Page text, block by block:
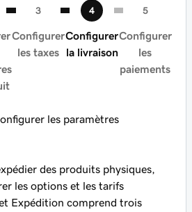
Configurer
les taxes
Configurer
la livraison
Configurer
les
paiements
les paramètres
des produits physiques,
les options et les tarifs
Expédition comprend trois